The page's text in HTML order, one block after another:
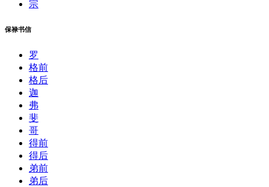
宗
保禄书信
罗
格前
格后
迦
弗
斐
哥
得前
得后
弟前
弟后